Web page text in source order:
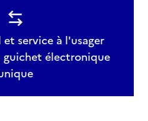
et service à l'usager
guichet électronique